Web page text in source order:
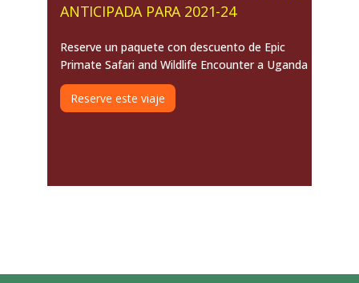
ANTICIPADA PARA 2021-24
Reserve un paquete con descuento de Epic
Primate Safari and Wildlife Encounter a Uganda
Reserve este viaje